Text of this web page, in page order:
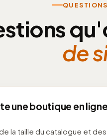
de
une boutique en
la taille du catalogue et